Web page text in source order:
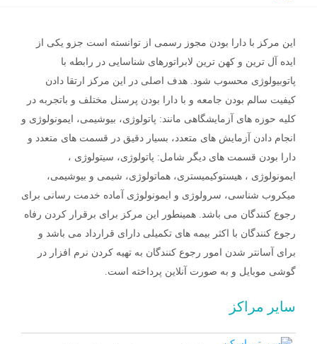
این مرکز با دارا بودن مجوز رسمی از توانسته است جزو یکی از
ایده آل ترین و کهن ترین لابراتورهای شناسایی در رابطه با
پاتوبیولوژی محسوب شود. هدف اصلی در این مرکز ارتقا دادن
کیفیت سالم بودن جامعه و با دارا بودن پرسنل مختلف و باتجربه در
کلیه حوزه های آزمایشگاهی مانند: پاتولوژی، بیوشیمی، ایمونولوژی و
انجام دادن آزمایش های متعدد، بسیار دقیق در قسمت های متعدد و
دارا بودن قسمت های دیگر شامل: پاتولوژی، سیتولوژی ،
ایمونولوژی ، هیستوکیمیستری، هماتولوژی، شیمی و بیوشیمی،
میکروب شناسی، سرولوژی و ایمونولوژی آماده خدمت رسانی برای
رجوع کنندگان می باشد. همینطور این مرکز برای برقرار کردن رفاه
رجوع کنندگان با اکثر بیمه های تکمیلی دارای قرارداد می باشد و
برای آسانتر شدن امور رجوع کنندگان به تهیه کردن نرم افزار در
گوشی موبایل و به صورت آنلاین پرداخته است.
سایر مراکز